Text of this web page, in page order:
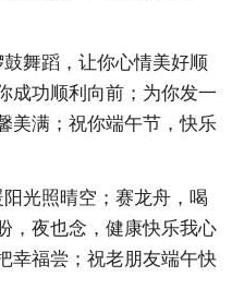
舞蹈，让你心情美好顺
成功顺利向前；为你发一
美满；祝你端午节，快乐
光照晴空；赛龙舟，喝
，夜也念，健康快乐我心
幸福尝；祝老朋友端午快